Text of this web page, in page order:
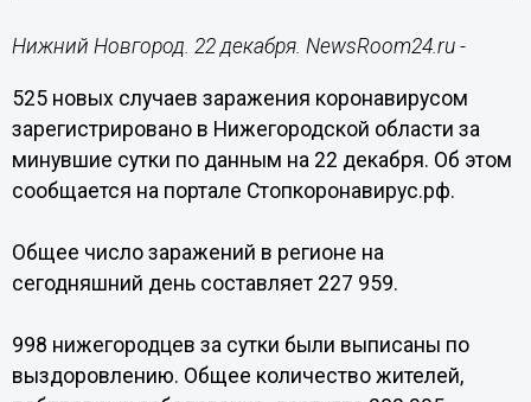
Нижний Новгород. 22 декабря. NewsRoom24.ru -
525 новых случаев заражения коронавирусом
зарегистрировано в Нижегородской области за
минувшие сутки по данным на 22 декабря. Об этом
сообщается на портале Стопкоронавирус.рф.
Общее число заражений в регионе на
сегодняшний день составляет 227 959.
998 нижегородцев за сутки были выписаны по
выздоровлению. Общее количество жителей,